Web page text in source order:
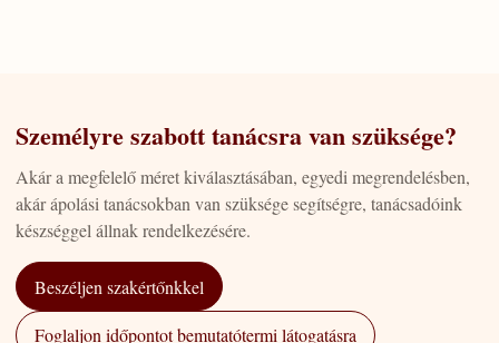
Személyre szabott tanácsra van szüksége?
Akár a megfelelő méret kiválasztásában, egyedi megrendelésben,
akár ápolási tanácsokban van szüksége segítségre, tanácsadóink
készséggel állnak rendelkezésére.
Beszéljen szakértőnkkel
Foglaljon időpontot bemutatótermi látogatásra